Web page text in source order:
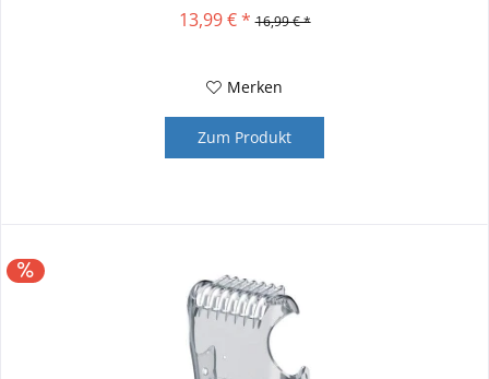
13,99 € * 16,99 € *
Merken
Zum Produkt